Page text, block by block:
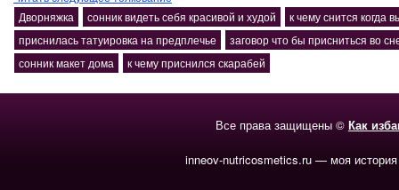
Дворняжка
сонник видеть себя красивой и худой
к чему снится когда
приснилась татуировка на предплечье
заговор что бы присниться во
сонник макет дома
к чему приснился скарабей
Все права защищены © Как
inneov-nutricosmetics.ru — моя